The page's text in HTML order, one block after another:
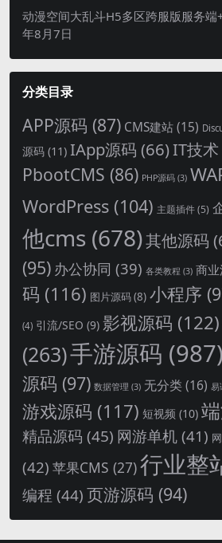
动漫空间大乱斗H5多区跨服版服务端
年8月7日
分类目录
APP源码 (87) CMS建站 (15)
源码 (11) IApp源码 (66)IT技术
PbootCMS (86) PHP源码 (3)
WordPress (104) 主题插件(5)
他cms (678)其他源码
(95) 办公协同 (39) 各类教程 (3) 商
码 (116) 图片源码(8) 小程序
(4) 引流/SEO (9) 影视源码 (122)
(263)手游源码 (987)
源码 (97) 数据管理 (3) 无分类(16) 易
游戏源码 (117) 短视频 (10)
精品源码 (45) 网游单机 (41)
(42) 苹果CMS (27)行业整
编程 (44)页游源码 (94)